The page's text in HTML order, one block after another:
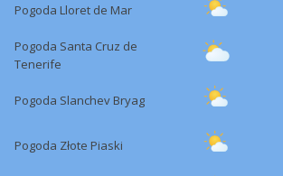
Pogoda Lloret de Mar
Pogoda Santa Cruz de
Tenerife
Pogoda Slanchev Bryag
Pogoda Złote Piaski